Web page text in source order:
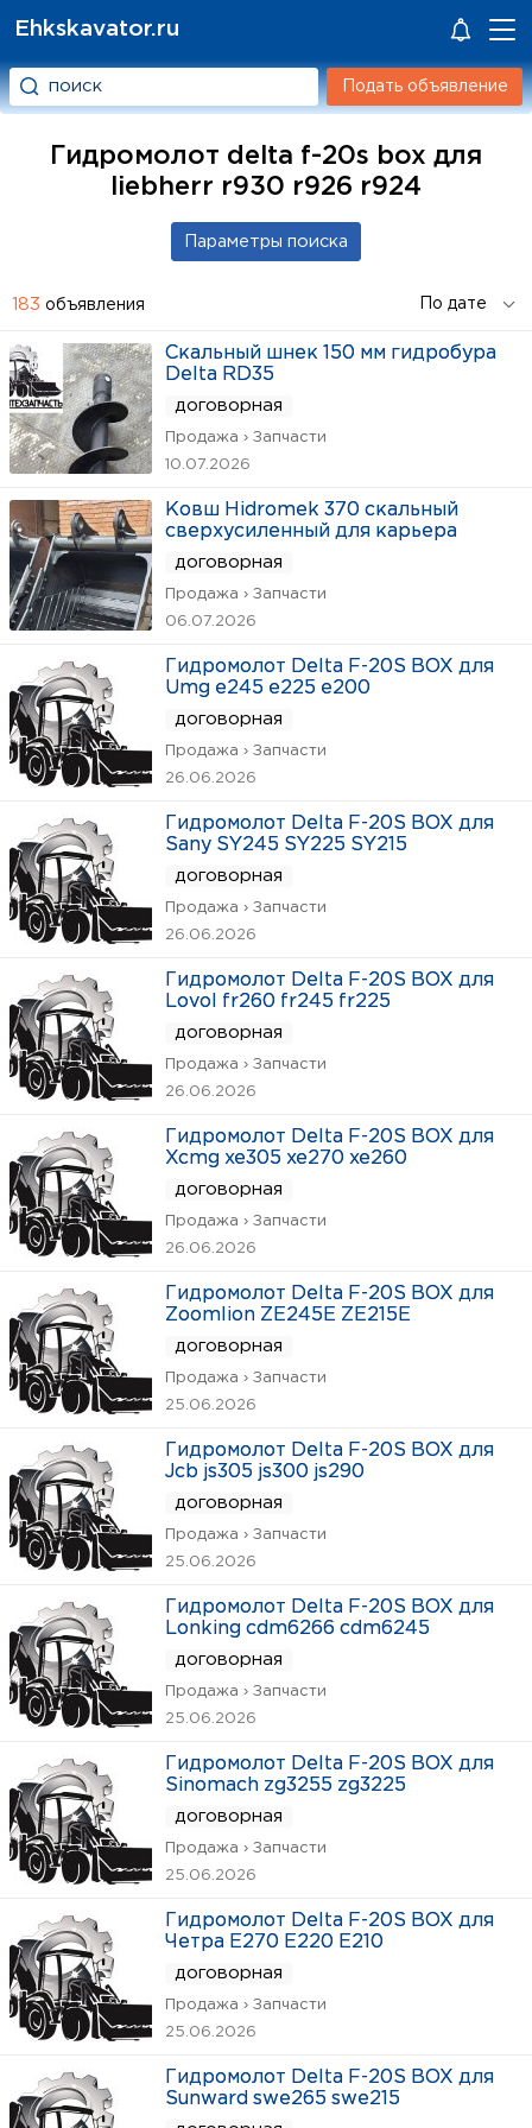
Ehkskavator.ru
Подать объявление
Гидромолот delta f-20s box для
liebherr r930 r926 r924
183 объявления
Скальный шнек 150 мм гидробура
Delta RD35
договорная
Продажа › Запчасти
10.07.2026
Ковш Hidromek 370 скальный
сверхусиленный для карьера
договорная
Продажа › Запчасти
06.07.2026
Гидромолот Delta F-20S BOX для
Umg e245 e225 e200
договорная
Продажа › Запчасти
26.06.2026
Гидромолот Delta F-20S BOX для
Sany SY245 SY225 SY215
договорная
Продажа › Запчасти
26.06.2026
Гидромолот Delta F-20S BOX для
Lovol fr260 fr245 fr225
договорная
Продажа › Запчасти
26.06.2026
Гидромолот Delta F-20S BOX для
Xcmg xe305 xe270 xe260
договорная
Продажа › Запчасти
26.06.2026
Гидромолот Delta F-20S BOX для
Zoomlion ZE245E ZE215E
договорная
Продажа › Запчасти
25.06.2026
Гидромолот Delta F-20S BOX для
Jcb js305 js300 js290
договорная
Продажа › Запчасти
25.06.2026
Гидромолот Delta F-20S BOX для
Lonking cdm6266 cdm6245
договорная
Продажа › Запчасти
25.06.2026
Гидромолот Delta F-20S BOX для
Sinomach zg3255 zg3225
договорная
Продажа › Запчасти
25.06.2026
Гидромолот Delta F-20S BOX для
Четра Е270 Е220 Е210
договорная
Продажа › Запчасти
25.06.2026
Гидромолот Delta F-20S BOX для
Sunward swe265 swe215